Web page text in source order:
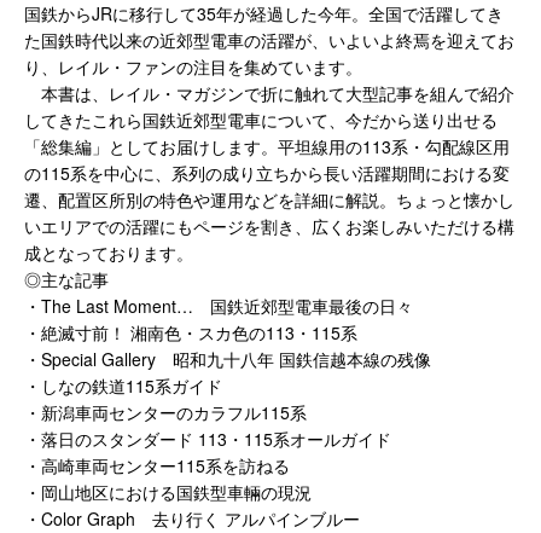
国鉄からJRに移行して35年が経過した今年。全国で活躍してき
た国鉄時代以来の近郊型電車の活躍が、いよいよ終焉を迎えてお
り、レイル・ファンの注目を集めています。
本書は、レイル・マガジンで折に触れて大型記事を組んで紹介
してきたこれら国鉄近郊型電車について、今だから送り出せる
「総集編」としてお届けします。平坦線用の113系・勾配線区用
の115系を中心に、系列の成り立ちから長い活躍期間における変
遷、配置区所別の特色や運用などを詳細に解説。ちょっと懐かし
いエリアでの活躍にもページを割き、広くお楽しみいただける構
成となっております。
◎主な記事
・The Last Moment… 国鉄近郊型電車最後の日々
・絶滅寸前！ 湘南色・スカ色の113・115系
・Special Gallery 昭和九十八年 国鉄信越本線の残像
・しなの鉄道115系ガイド
・新潟車両センターのカラフル115系
・落日のスタンダード 113・115系オールガイド
・高崎車両センター115系を訪ねる
・岡山地区における国鉄型車輛の現況
・Color Graph 去り行く アルパインブルー